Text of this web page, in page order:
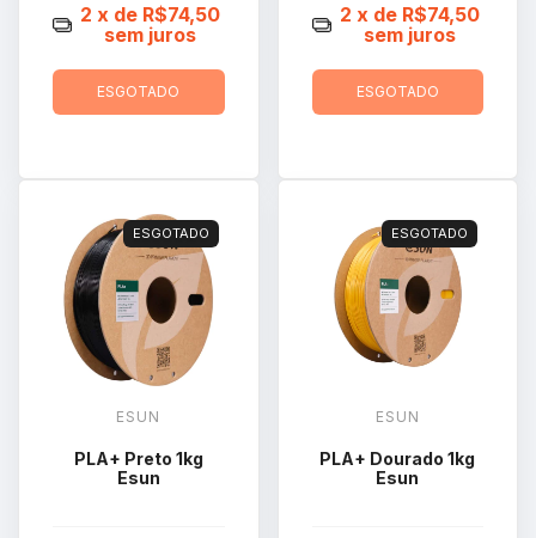
2 x de R$74,50
sem juros
ESGOTADO
2 x de R$74,50
sem juros
ESGOTADO
ESGOTADO
ESUN
PLA+ Preto 1kg
Esun
ESGOTADO
ESUN
PLA+ Dourado 1kg
Esun